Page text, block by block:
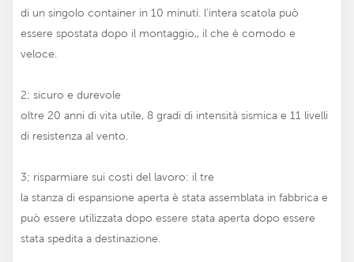
di un singolo container in 10 minuti. l'intera scatola può
essere spostata dopo il montaggio,, il che è comodo e
veloce.
2; sicuro e durevole
oltre 20 anni di vita utile, 8 gradi di intensità sismica e 11 livelli
di resistenza al vento.
3; risparmiare sui costi del lavoro: il tre
la stanza di espansione aperta è stata assemblata in fabbrica e
può essere utilizzata dopo essere stata aperta dopo essere
stata spedita a destinazione.